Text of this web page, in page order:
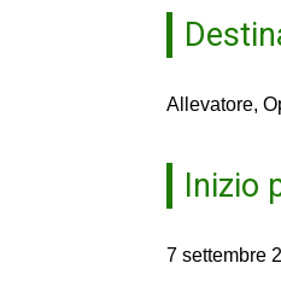
Allevatore,
Inizio
7 settembre